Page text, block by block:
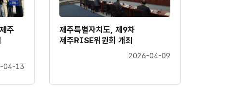
주
04-13
제주특별자치도, 제9차
제주RISE위원회 개최
2026-04-09